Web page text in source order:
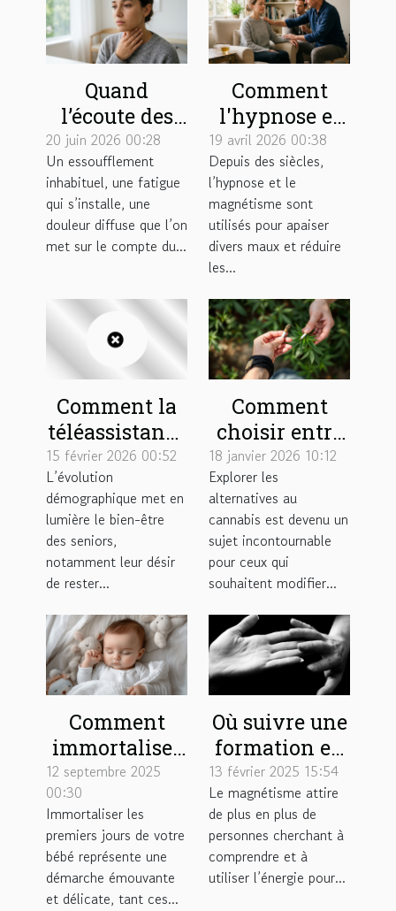
Quand
l’écoute des
premiers
symptômes
change le
cours d’une
pathologie
20 juin 2026 00:28
Un essoufflement
inhabituel, une fatigue
qui s’installe, une
douleur diffuse que l’on
met sur le compte du...
Comment
l'hypnose et
le
magnétisme
peuvent
soulager vos
douleurs ?
19 avril 2026 00:38
Depuis des siècles,
l’hypnose et le
magnétisme sont
utilisés pour apaiser
divers maux et réduire
les...
Comment la
téléassistance
à domicile
renforce
l'autonomie
des seniors ?
15 février 2026 00:52
L’évolution
démographique met en
lumière le bien-être
des seniors,
notamment leur désir
de rester...
Comment
choisir entre
une cigarette
de plantes et
un joint sans
cannabis ?
18 janvier 2026 10:12
Explorer les
alternatives au
cannabis est devenu un
sujet incontournable
pour ceux qui
souhaitent modifier...
Comment
immortaliser
les premiers
jours de votre
bébé avec
sensibilité?
12 septembre 2025
00:30
Immortaliser les
premiers jours de votre
bébé représente une
démarche émouvante
et délicate, tant ces...
Où suivre une
formation en
magnétisme ?
13 février 2025 15:54
Le magnétisme attire
de plus en plus de
personnes cherchant à
comprendre et à
utiliser l’énergie pour...